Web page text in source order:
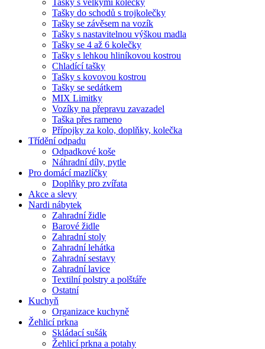
Tašky s velkými kolečky
Tašky do schodů s trojkolečky
Tašky se závěsem na vozík
Tašky s nastavitelnou výškou madla
Tašky se 4 až 6 kolečky
Tašky s lehkou hliníkovou kostrou
Chladící tašky
Tašky s kovovou kostrou
Tašky se sedátkem
MIX Limitky
Vozíky na přepravu zavazadel
Taška přes rameno
Přípojky za kolo, doplňky, kolečka
Třídění odpadu
Odpadkové koše
Náhradní díly, pytle
Pro domácí mazlíčky
Doplňky pro zvířata
Akce a slevy
Nardi nábytek
Zahradní židle
Barové židle
Zahradní stoly
Zahradní lehátka
Zahradní sestavy
Zahradní lavice
Textilní polstry a polštáře
Ostatní
Kuchyň
Organizace kuchyně
Žehlicí prkna
Skládací sušák
Žehlicí prkna a potahy